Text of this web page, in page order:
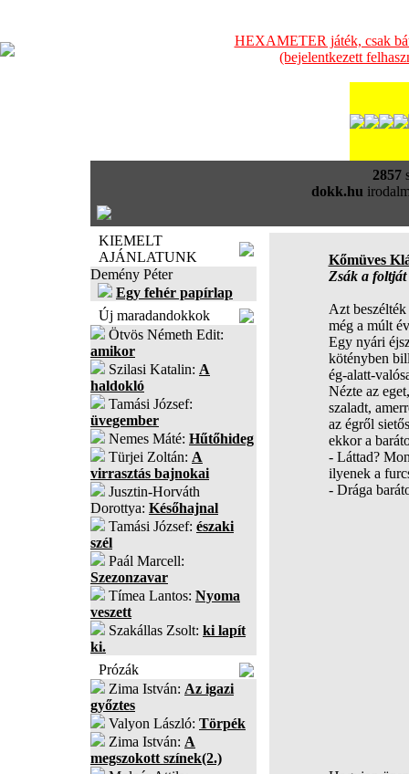
HEXAMETER játék, csak
(bejelentkezett
2857
dokk.hu
KIEMELT
AJÁNLATUNK
Demény Péter
Egy fehér papírlap
Új maradandokkok
Ötvös Németh Edit:
amikor
Szilasi Katalin: A
haldokló
Tamási József:
üvegember
Nemes Máté: Hűtőhideg
Türjei Zoltán: A
virrasztás bajnokai
Jusztin-Horváth
Dorottya: Későhajnal
Tamási József: északi
szél
Paál Marcell:
Szezonzavar
Tímea Lantos: Nyoma
veszett
Szakállas Zsolt: ki lapít
ki.
Prózák
Zima István: Az igazi
győztes
Valyon László: Törpék
Zima István: A
megszokott színek(2.)
Kőmüves
Zsák a foltját
Azt
még a múlt
Egy nyári
kötényben
ég-alatt-
Nézte az
szaladt,
az égről
ekkor a
- Láttad?
ilyenek a
- Drága